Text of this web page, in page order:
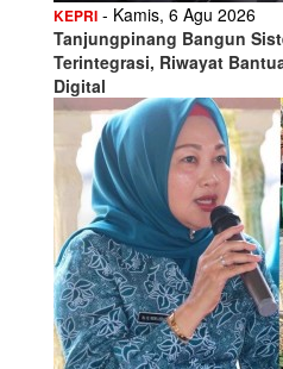
KEPRI - Kamis, 6 Agu 2026
Tanjungpinang Bangun
Terintegrasi, Riwayat
Digital